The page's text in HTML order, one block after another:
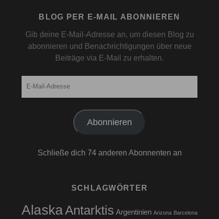
BLOG PER E-MAIL ABONNIEREN
Gib deine E-Mail-Adresse an, um diesen Blog zu
abonnieren und Benachrichtigungen über neue
Beiträge via E-Mail zu erhalten.
Abonnieren
Schließe dich 74 anderen Abonnenten an
SCHLAGWÖRTER
AlaskaAntarktis Argentinien Arizona Barcelona